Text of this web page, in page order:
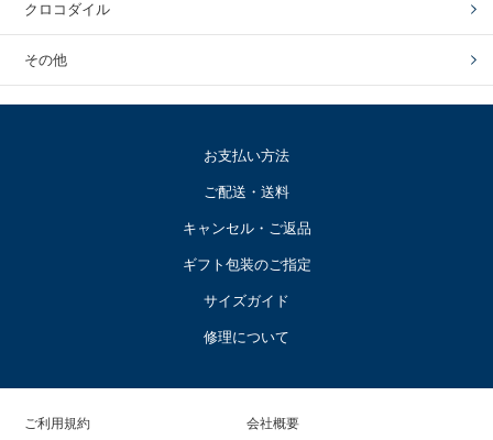
クロコダイル
その他
お支払い方法
ご配送・送料
キャンセル・ご返品
ギフト包装のご指定
サイズガイド
修理について
ご利用規約 会社概要